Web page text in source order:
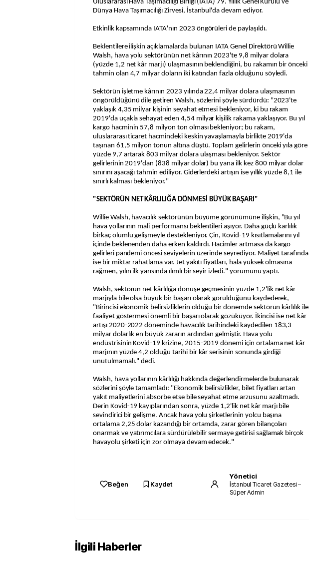
Uluslararası Hava Taşımacılığı Birliği (IATA) 79. Yıllık Genel Kurulu ve
Dünya Hava Taşımacılığı Zirvesi, İstanbul'da devam ediyor.
Etkinlik kapsamında IATA'nın 2023 öngörüleri de paylaşıldı.
Beklentilere ilişkin açıklamalarda bulunan IATA Genel Direktörü Willie
Walsh, hava yolu sektörünün net kârının 2023'te 9,8 milyar dolara
(yüzde 1,2 net kâr marjı) ulaşmasının beklendiğini, bu rakamın bir önceki
tahmin olan 4,7 milyar doların iki katından fazla olduğunu söyledi.
Sektörün işletme kârının 2023 yılında 22,4 milyar dolara ulaşmasının
öngörüldüğünü dile getiren Walsh, sözlerini şöyle sürdürdü: "2023'te
yaklaşık 4,35 milyar kişinin seyahat etmesi bekleniyor, ki bu rakam
2019'da uçakla sehayat eden 4,54 milyar kişilik rakama yaklaşıyor. Bu yıl
kargo hacminin 57,8 milyon ton olması bekleniyor; bu rakam,
uluslararası ticaret hacmindeki keskin yavaşlamayla birlikte 2019'da
taşınan 61,5 milyon tonun altına düştü. Toplam gelirlerin önceki yıla göre
yüzde 9,7 artarak 803 milyar dolara ulaşması bekleniyor. Sektör
gelirlerinin 2019'dan (838 milyar dolar) bu yana ilk kez 800 milyar dolar
sınırını aşacağı tahmin ediliyor. Giderlerdeki artışın ise yıllık yüzde 8,1 ile
sınırlı kalması bekleniyor."
"SEKTÖRÜN NET KÂRLILIĞA DÖNMESİ BÜYÜK BAŞARI"
Willie Walsh, havacılık sektörünün büyüme görünümüne ilişkin, "Bu yıl
hava yollarının mali performansı beklentileri aşıyor. Daha güçlü karlılık
birkaç olumlu gelişmeyle destekleniyor. Çin, Kovid-19 kısıtlamalarını yıl
içinde beklenenden daha erken kaldırdı. Hacimler artmasa da kargo
gelirleri pandemi öncesi seviyelerin üzerinde seyrediyor. Maliyet tarafında
ise bir miktar rahatlama var. Jet yakıtı fiyatları, hala yüksek olmasına
rağmen, yılın ilk yarısında ılımlı bir seyir izledi." yorumunu yaptı.
Walsh, sektörün net kârlılığa dönüşe geçmesinin yüzde 1,2'lik net kâr
marjıyla bile olsa büyük bir başarı olarak görüldüğünü kaydederek,
"Birincisi ekonomik belirsizliklerin olduğu bir dönemde sektörün kârlılık ile
faaliyet göstermesi önemli bir başarı olarak gözüküyor. İkincisi ise net kâr
artışı 2020-2022 döneminde havacılık tarihindeki kaydedilen 183,3
milyar dolarlık en büyük zararın ardından gelmiştir. Hava yolu
endüstrisinin Kovid-19 krizine, 2015-2019 dönemi için ortalama net kâr
marjının yüzde 4,2 olduğu tarihi bir kâr serisinin sonunda girdiği
unutulmamalı." dedi.
Walsh, hava yollarının kârlılığı hakkında değerlendirmelerde bulunarak
sözlerini şöyle tamamladı: "Ekonomik belirsizlikler, bilet fiyatları artan
yakıt maliyetlerini absorbe etse bile seyahat etme arzusunu azaltmadı.
Derin Kovid-19 kayıplarından sonra, yüzde 1,2'lik net kâr marjı bile
sevindirici bir gelişme. Ancak hava yolu şirketlerinin yolcu başına
ortalama 2,25 dolar kazandığı bir ortamda, zarar gören bilançoları
onarmak ve yatırımcılara sürdürülebilir sermaye getirisi sağlamak birçok
havayolu şirketi için zor olmaya devam edecek."
Beğen Kaydet
Yönetici
İstanbul Ticaret Gazetesi –
Süper Admin
İlgili Haberler